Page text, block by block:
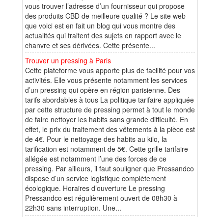
vous trouver l’adresse d’un fournisseur qui propose
des produits CBD de meilleure qualité ? Le site web
que voici est en fait un blog qui vous montre des
actualités qui traitent des sujets en rapport avec le
chanvre et ses dérivées. Cette présente...
Trouver un pressing à Paris
Cette plateforme vous apporte plus de facilité pour vos
activités. Elle vous présente notamment les services
d’un pressing qui opère en région parisienne. Des
tarifs abordables à tous La politique tarifaire appliquée
par cette structure de pressing permet à tout le monde
de faire nettoyer les habits sans grande difficulté. En
effet, le prix du traitement des vêtements à la pièce est
de 4€. Pour le nettoyage des habits au kilo, la
tarification est notamment de 5€. Cette grille tarifaire
allégée est notamment l’une des forces de ce
pressing. Par ailleurs, il faut souligner que Pressandco
dispose d’un service logistique complètement
écologique. Horaires d’ouverture Le pressing
Pressandco est régulièrement ouvert de 08h30 à
22h30 sans interruption. Une...